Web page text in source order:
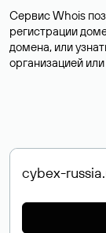
Сервис Whois
регистрации
домена, или
организацией